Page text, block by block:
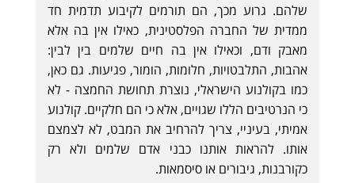
שלהם. גרוע מכך, הם תורמים לקיבוע תדמית חד
ממדית של החברה הפלסטינית, כאילו אין בה אלא
מאבק ודם, וכאילו אין בה חיים שלמים בין לבין:
אהבות, התלבטויות, חלומות, הומור, פגיעות. גם כאן,
כמו בקולנוע הישראלי, נוצרת תחושת החמצה - לא
כי הנרטיבים הללו שגויים, אלא כי הם חלקיים. קולנוע
אמיתי, בעיניי, צריך להרחיב את המבט, לא לצמצם
אותו. להראות אותנו כבני אדם שלמים ולא רק
כקורבנות, גיבורים או סיסמאות.